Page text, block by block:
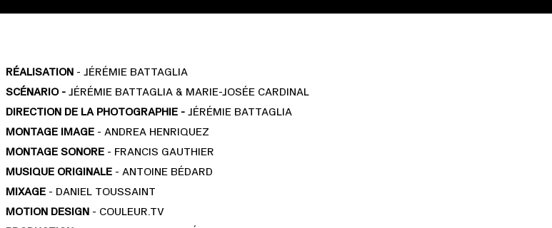
RÉALISATION - JÉRÉMIE BATTAGLIA
SCÉNARIO - JÉRÉMIE BATTAGLIA & MARIE-JOSÉE CARDINAL
DIRECTION DE LA PHOTOGRAPHIE - JÉRÉMIE BATTAGLIA
MONTAGE IMAGE - ANDREA HENRIQUEZ
MONTAGE SONORE - FRANCIS GAUTHIER
MUSIQUE ORIGINALE - ANTOINE BÉDARD
MIXAGE - DANIEL TOUSSAINT
MOTION DESIGN - COULEUR.TV